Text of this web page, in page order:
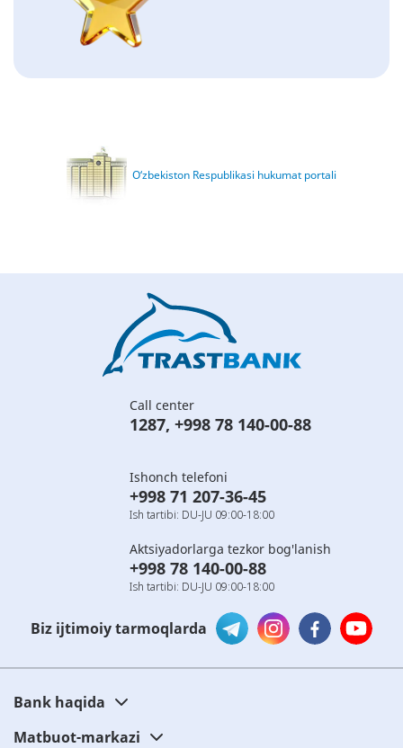
O‘zbekiston Respublikasi hukumat portali
Call center
1287, +998 78 140-00-88
Ishonch telefoni
+998 71 207-36-45
Ish tartibi: DU-JU 09:00-18:00
Aktsiyadorlarga tezkor bog'lanish
+998 78 140-00-88
Ish tartibi: DU-JU 09:00-18:00
Biz ijtimoiy tarmoqlarda
Bank haqida
Matbuot-markazi